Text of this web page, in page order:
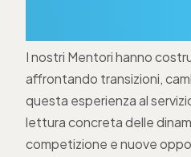
I nostri Mentori hanno
affrontando transizioni,
questa esperienza al
lettura concreta delle
competizione e nuove